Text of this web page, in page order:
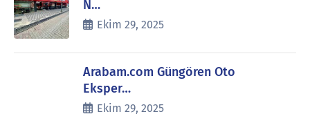
N…
Ekim 29, 2025
Arabam.com Güngören Oto
Eksper…
Ekim 29, 2025